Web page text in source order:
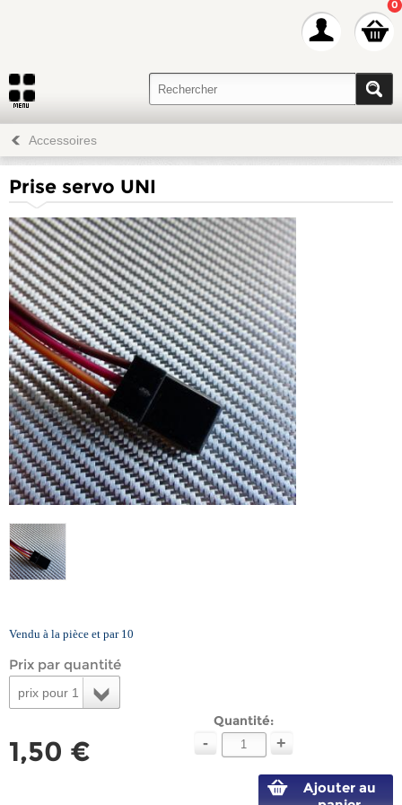
0
Accessoires
Prise servo UNI
Vendu à la pièce et par 10
Prix par quantité
prix pour 1
1,50 €
Quantité:
- +
Ajouter au